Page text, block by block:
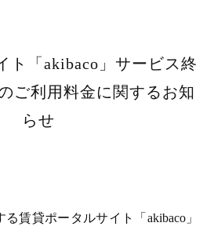
ト「akibaco」サービス終
ご利用料金に関するお知
らせ
賃貸ポータルサイト「akibaco」